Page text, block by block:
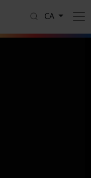
CA